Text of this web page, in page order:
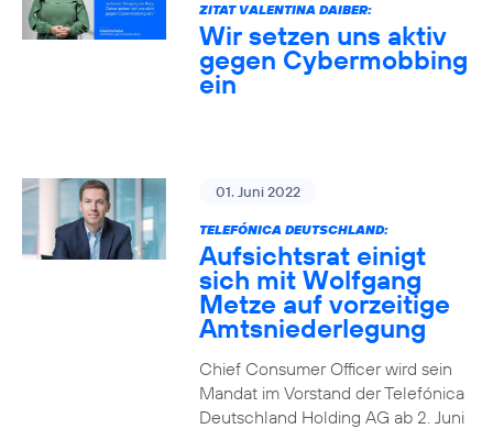
ZITAT VALENTINA DAIBER:
Wir setzen uns aktiv
gegen Cybermobbing
ein
01. Juni 2022
TELEFÓNICA DEUTSCHLAND:
Aufsichtsrat einigt
sich mit Wolfgang
Metze auf vorzeitige
Amtsniederlegung
Chief Consumer Officer wird sein
Mandat im Vorstand der Telefónica
Deutschland Holding AG ab 2. Juni